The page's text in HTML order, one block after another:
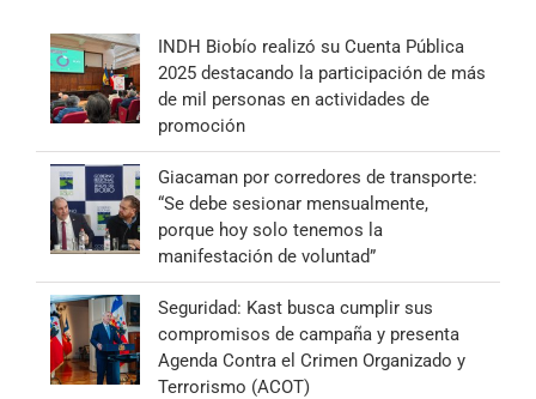
INDH Biobío realizó su Cuenta Pública
2025 destacando la participación de más
de mil personas en actividades de
promoción
Giacaman por corredores de transporte:
“Se debe sesionar mensualmente,
porque hoy solo tenemos la
manifestación de voluntad”
Seguridad: Kast busca cumplir sus
compromisos de campaña y presenta
Agenda Contra el Crimen Organizado y
Terrorismo (ACOT)